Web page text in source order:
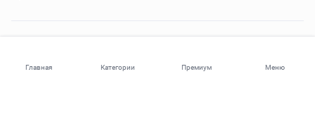
Главная Категории Премиум Меню
Нужна помощь?